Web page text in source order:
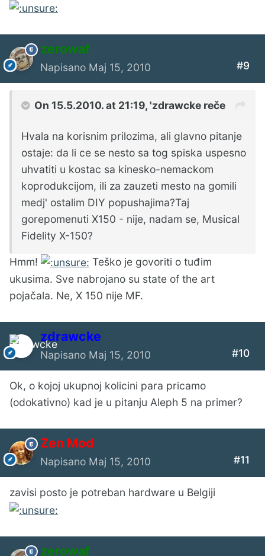
zerowaf
Napisano Maj 15, 2010 #9
On 15.5.2010. at 21:19, 'zdrawcke reče
Hvala na korisnim prilozima, ali glavno pitanje
ostaje: da li ce se nesto sa tog spiska uspesno
uhvatiti u kostac sa kinesko-nemackom
koprodukcijom, ili za zauzeti mesto na gomili
medj' ostalim DIY popushajima?Taj
gorepomenuti X150 - nije, nadam se, Musical
Fidelity X-150?
Hmm!
Teško je govoriti o tuđim
ukusima. Sve nabrojano su state of the art
pojačala. Ne, X 150 nije MF.
zdrawcke
Napisano Maj 15, 2010 #10
Ok, o kojoj ukupnoj kolicini para pricamo
(odokativno) kad je u pitanju Aleph 5 na primer?
Zen Mod
Napisano Maj 15, 2010 #11
zavisi posto je potreban hardware u Belgiji
zerowaf